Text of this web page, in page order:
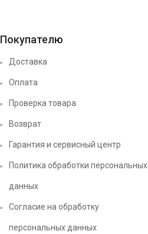
Покупателю
Доставка
Оплата
Проверка товара
Возврат
Гарантия и сервисный центр
Политика обработки персональных
данных
Согласие на обработку
персональных данных